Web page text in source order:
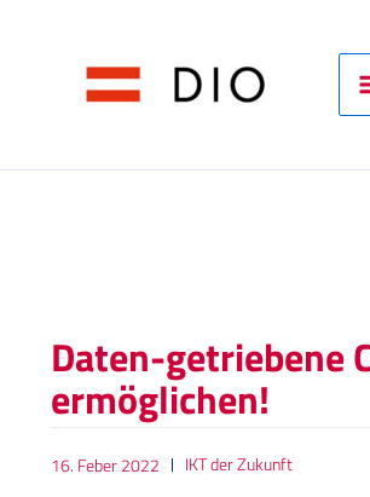
Daten-getriebene
ermöglichen!
16. Feber 2022 IKT der Zukunft